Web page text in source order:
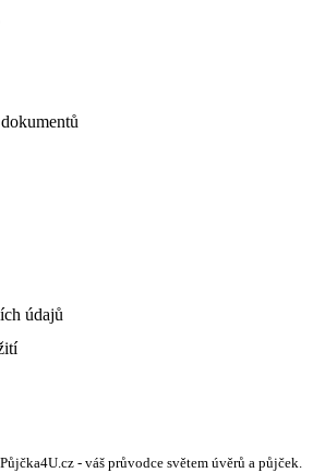
údajů
- váš průvodce světem úvěrů a půjček.